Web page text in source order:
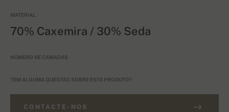
MATERIAL
70% Caxemira / 30% Seda
NÚMERO DE CAMADAS
TEM ALGUMA QUESTÃO SOBRE ESTE PRODUTO?
CONTACTE-NOS